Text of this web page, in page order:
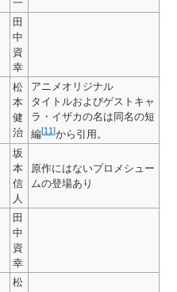
一
田
中
資
幸
松
本
健
治
アニメオリジナル
タイトルおよびゲストキャ
ラ・イザカの名は同名の短
編[11]から引用。
坂
本
信
人
原作にはないプロメシュー
ムの登場あり
田
中
資
幸
松